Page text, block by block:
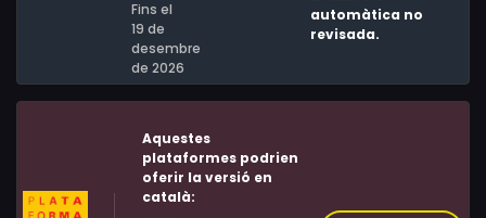
Fins el
19 de
desembre
de 2026
automàtica no
revisada.
Aquestes
plataformes podrien
oferir la versió en
català: